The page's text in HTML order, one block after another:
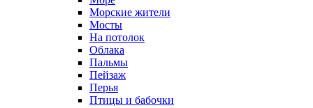
Морские жители
Мосты
На потолок
Облака
Пальмы
Пейзаж
Перья
Птицы и бабочки